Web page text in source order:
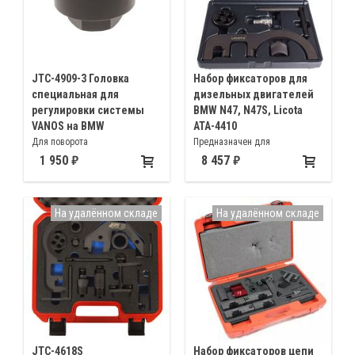
JTC-4909-3 Головка
специальная для
регулировки системы
VANOS на BMW
Для поворота
распределительного вала при
1 950
Набор фиксаторов для
дизельных двигателей
BMW N47, N47S, Licota
ATA-4410
Предназначен для
обслуживания 2.0 дизельных
Countryman, Clubman с
моторами R55, R56, R57, R60
8 457
JTC-4618S
На удалённом складе
Набор фиксаторов цепи
На удалённом складе